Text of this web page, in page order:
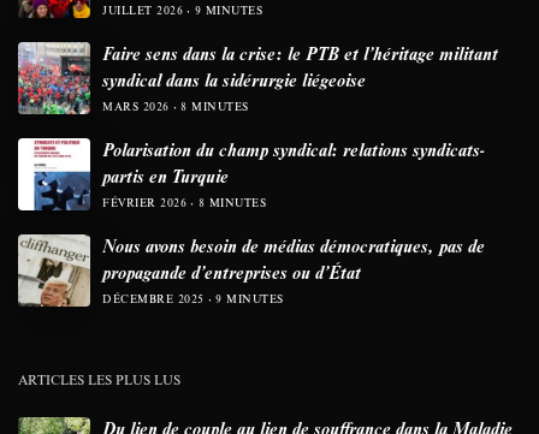
JUILLET 2026 9 MINUTES
Faire sens dans la crise: le PTB et l’héritage militant
syndical dans la sidérurgie liégeoise
MARS 2026 8 MINUTES
Polarisation du champ syndical: relations syndicats-
partis en Turquie
FÉVRIER 2026 8 MINUTES
Nous avons besoin de médias démocratiques, pas de
propagande d’entreprises ou d’État
DÉCEMBRE 2025 9 MINUTES
ARTICLES LES PLUS LUS
Du lien de couple au lien de souffrance dans la Maladie